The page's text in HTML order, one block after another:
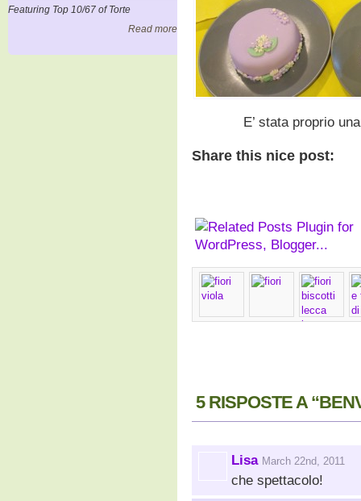
Featuring Top 10/67 of Torte
Read more
E’ stata proprio
Share this nice post:
5 RISPOSTE A
Lisa March 22nd, 2011
che spettacolo!